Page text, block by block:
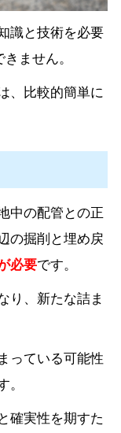
識と技術を必要
ません。
、比較的簡単に
中の配管との正
の掘削と埋め戻
必要です。
り、新たな詰ま
っている可能性
確実性を期すた